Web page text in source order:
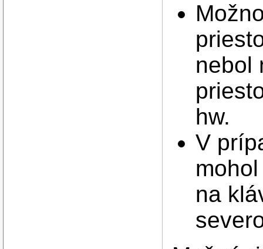
nebol
hw.
V
na